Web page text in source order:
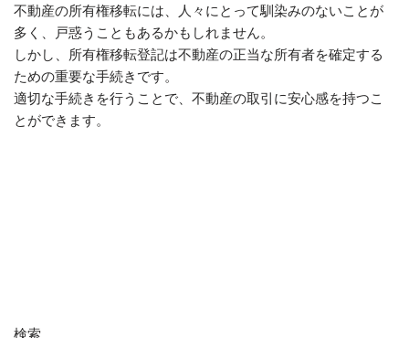
不動産の所有権移転には、人々にとって馴染みのないことが
多く、戸惑うこともあるかもしれません。
しかし、所有権移転登記は不動産の正当な所有者を確定する
ための重要な手続きです。
適切な手続きを行うことで、不動産の取引に安心感を持つこ
とができます。
検索